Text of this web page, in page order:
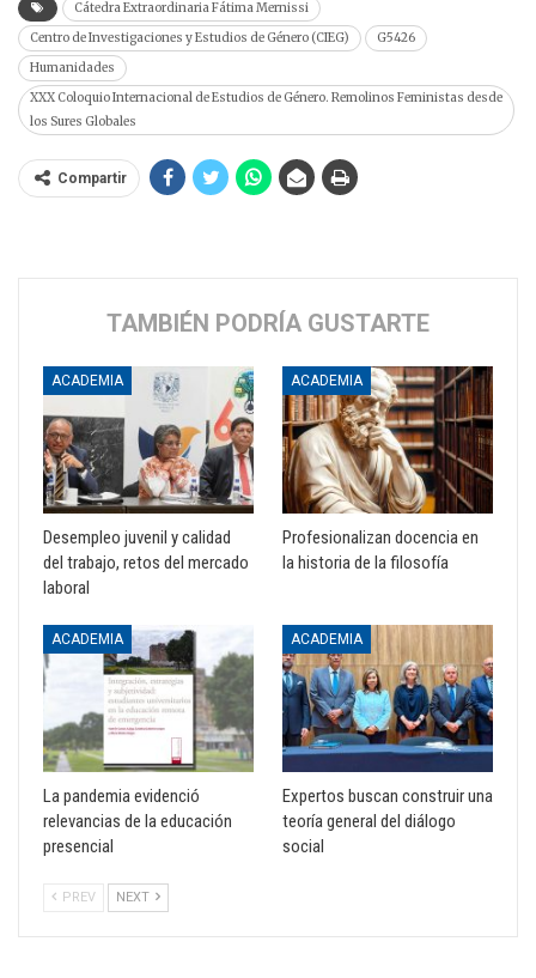
Cátedra Extraordinaria Fátima Mernissi
Centro de Investigaciones y Estudios de Género (CIEG)
G5426
Humanidades
XXX Coloquio Internacional de Estudios de Género. Remolinos Feministas desde
los Sures Globales
Compartir
TAMBIÉN PODRÍA GUSTARTE
ACADEMIA
Desempleo juvenil y calidad
del trabajo, retos del mercado
laboral
ACADEMIA
Profesionalizan docencia en
la historia de la filosofía
ACADEMIA
La pandemia evidenció
relevancias de la educación
presencial
ACADEMIA
Expertos buscan construir una
teoría general del diálogo
social
PREV NEXT